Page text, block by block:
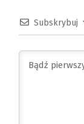
Subskrybuj